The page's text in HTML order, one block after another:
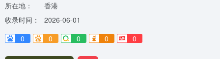
所在地：
香港
收录时间：
2026-06-01
0
0 0 0 0